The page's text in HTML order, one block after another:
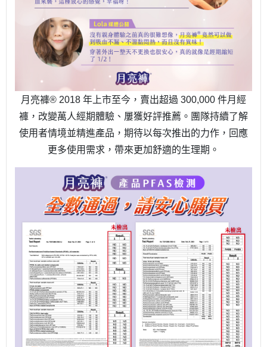
月亮褲® 2018 年上市至今，賣出超過 300,000 件月經
褲，改變萬人經期體驗、屢獲好評推薦。團隊持續了解
使用者情境並精進產品，期待以每次推出的力作，回應
更多使用需求，帶來更加舒適的生理期。